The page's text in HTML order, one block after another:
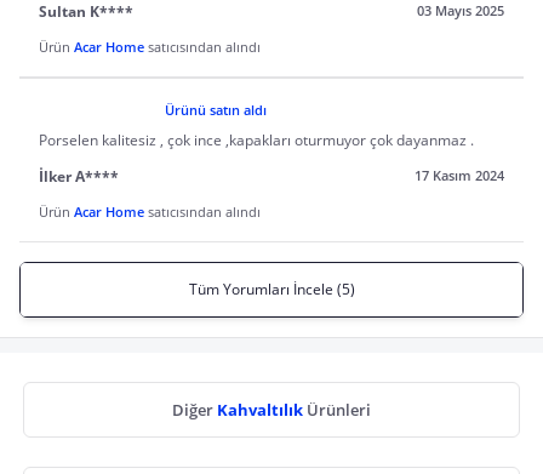
Sultan K****
03 Mayıs 2025
Ürün Acar Home satıcısından alındı
Ürünü satın aldı
Porselen kalitesiz , çok ince ,kapakları oturmuyor çok dayanmaz .
İlker A****
17 Kasım 2024
Ürün Acar Home satıcısından alındı
Tüm Yorumları İncele (5)
Diğer Kahvaltılık Ürünleri